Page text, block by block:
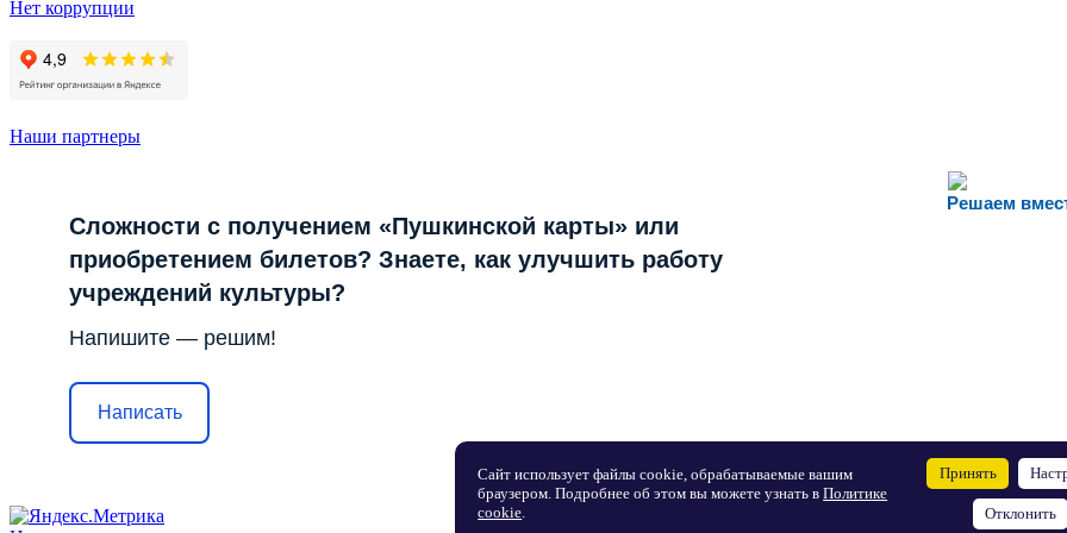
Нет коррупции
Наши партнеры
Решаем
Сложности с получением «Пушкинской карты» или
приобретением билетов? Знаете, как улучшить работу
учреждений культуры?
Напишите — решим!
Написать
Сайт использует файлы cookie, обрабатываемые вашим
браузером. Подробнее об этом вы можете узнать вПолитике
cookie.
Принять
Отклонить